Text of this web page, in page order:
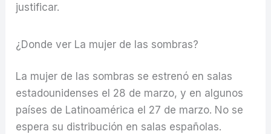
justificar.
¿Donde ver La mujer de las sombras?
La mujer de las sombras se estrenó en salas
estadounidenses el 28 de marzo, y en algunos
países de Latinoamérica el 27 de marzo. No se
espera su distribución en salas españolas.